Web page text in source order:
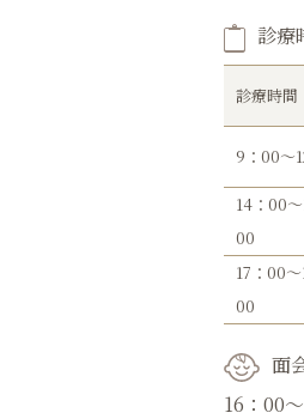
診療
診療時間
9：00～
14：00～
00
17：00～
00
面
16：00